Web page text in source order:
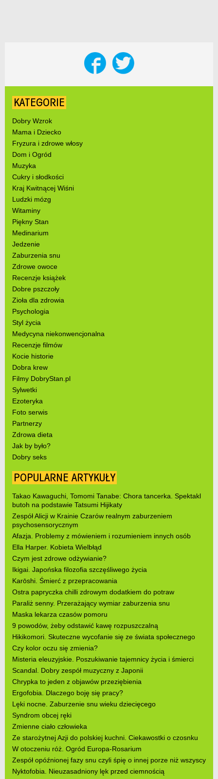
KATEGORIE
Dobry Wzrok
Mama i Dziecko
Fryzura i zdrowe włosy
Dom i Ogród
Muzyka
Cukry i słodkości
Kraj Kwitnącej Wiśni
Ludzki mózg
Witaminy
Piękny Stan
Medinarium
Jedzenie
Zaburzenia snu
Zdrowe owoce
Recenzje książek
Dobre pszczoły
Zioła dla zdrowia
Psychologia
Styl życia
Medycyna niekonwencjonalna
Recenzje filmów
Kocie historie
Dobra krew
Filmy DobryStan.pl
Sylwetki
Ezoteryka
Foto serwis
Partnerzy
Zdrowa dieta
Jak by było?
Dobry seks
POPULARNE ARTYKUŁY
Takao Kawaguchi, Tomomi Tanabe: Chora tancerka. Spektakl
butoh na podstawie Tatsumi Hijikaty
Zespół Alicji w Krainie Czarów realnym zaburzeniem
psychosensorycznym
Afazja. Problemy z mówieniem i rozumieniem innych osób
Ella Harper. Kobieta Wielbłąd
Czym jest zdrowe odżywianie?
Ikigai. Japońska filozofia szczęśliwego życia
Karōshi. Śmierć z przepracowania
Ostra papryczka chilli zdrowym dodatkiem do potraw
Paraliż senny. Przerażający wymiar zaburzenia snu
Maska lekarza czasów pomoru
9 powodów, żeby odstawić kawę rozpuszczalną
Hikikomori. Skuteczne wycofanie się ze świata społecznego
Czy kolor oczu się zmienia?
Misteria eleuzyjskie. Poszukiwanie tajemnicy życia i śmierci
Scandal. Dobry zespół muzyczny z Japonii
Chrypka to jeden z objawów przeziębienia
Ergofobia. Dlaczego boję się pracy?
Lęki nocne. Zaburzenie snu wieku dziecięcego
Syndrom obcej ręki
Zmienne ciało człowieka
Ze starożytnej Azji do polskiej kuchni. Ciekawostki o czosnku
W otoczeniu róż. Ogród Europa-Rosarium
Zespół opóźnionej fazy snu czyli śpię o innej porze niż wszyscy
Nyktofobia. Nieuzasadniony lęk przed ciemnością